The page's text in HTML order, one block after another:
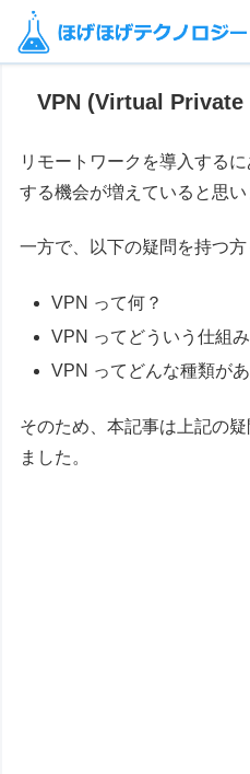
ホーム
VPN (Virtual Private
リモートワークを導入する
する機会が増えていると思い
一方で、以下の疑問を持つ方
VPN って何？
VPN ってどういう仕組
VPN ってどんな種類が
そのため、本記事は上記の
ました。